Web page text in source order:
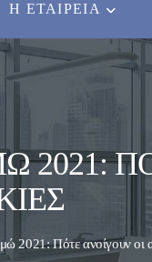
Η ΕΤΑΙΡΕΊΑ
2021: Πότε ανοίγουν οι